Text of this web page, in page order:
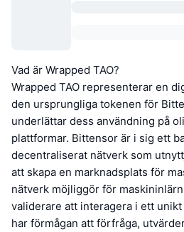
Vad är Wrapped TAO?
Wrapped TAO representerar en
den ursprungliga tokenen för
underlättar dess användning på
plattformar. Bittensor är i sig ett
decentraliserat nätverk som
att skapa en marknadsplats för
nätverk möjliggör för
validerare att interagera i ett
har förmågan att förfråga,